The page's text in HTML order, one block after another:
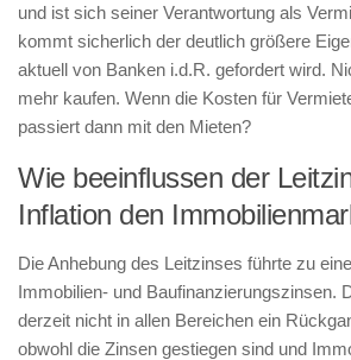
und ist sich seiner Verantwortung als
kommt sicherlich der deutlich größere
aktuell von Banken i.d.R. gefordert wird.
mehr kaufen. Wenn die Kosten für
passiert dann mit den Mieten?
Wie beeinflussen der
Inflation den
Die Anhebung des Leitzinses führte zu
Immobilien- und Baufinanzierungszinsen.
derzeit nicht in allen Bereichen ein
obwohl die Zinsen gestiegen sind und